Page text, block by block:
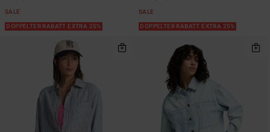
SALE
DOPPELTER RABATT EXTRA 25%
SALE
DOPPELTER RABATT EXTRA 25%